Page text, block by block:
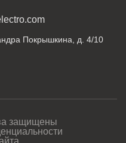
Покрышкина, д. 4/10
защищены